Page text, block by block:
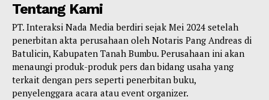
Tentang Kami
PT. Interaksi Nada Media berdiri sejak Mei 2024 setelah
penerbitan akta perusahaan oleh Notaris Pang Andreas di
Batulicin, Kabupaten Tanah Bumbu. Perusahaan ini akan
menaungi produk-produk pers dan bidang usaha yang
terkait dengan pers seperti penerbitan buku,
penyelenggara acara atau event organizer.